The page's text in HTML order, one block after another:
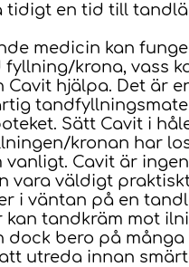
tidigt en tid till
medicin kan
krona, vass
Cavit hjälpa. Det är
Sätt Cavit i
kronan har
vanligt. Cavit är
vara väldigt
i väntan på en
kan tandkräm mot
dock bero på många
utreda innan